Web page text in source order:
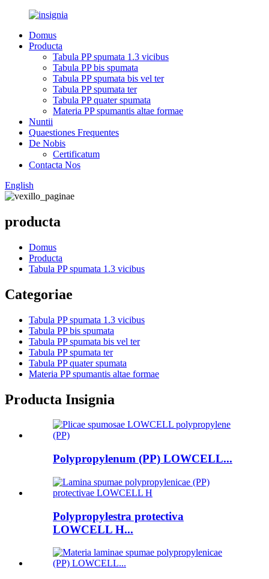
Domus
Producta
Tabula PP spumata 1.3 vicibus
Tabula PP bis spumata
Tabula PP spumata bis vel ter
Tabula PP spumata ter
Tabula PP quater spumata
Materia PP spumantis altae formae
Nuntii
Quaestiones Frequentes
De Nobis
Certificatum
Contacta Nos
English
producta
Domus
Producta
Tabula PP spumata 1.3 vicibus
Categoriae
Tabula PP spumata 1.3 vicibus
Tabula PP bis spumata
Tabula PP spumata bis vel ter
Tabula PP spumata ter
Tabula PP quater spumata
Materia PP spumantis altae formae
Producta Insignia
Polypropylenum (PP) LOWCELL...
Polypropylestra protectiva
LOWCELL H...